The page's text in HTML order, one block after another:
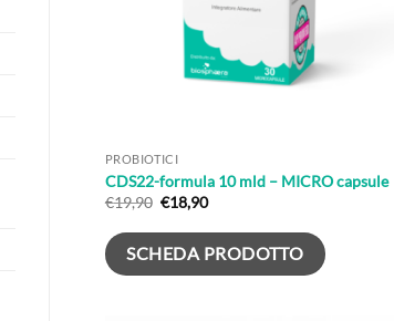
PROBIOTICI
CDS22-formula 10 mld – MICRO capsule
€19,90 Il
prezzo
originale
era:
€19,90.
€18,90Il
attuale
è:
€18,90.
SCHEDA PRODOTTO